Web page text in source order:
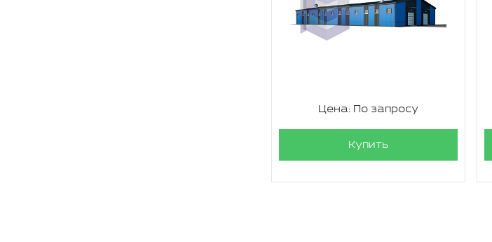
Цена: По запросу
Купить